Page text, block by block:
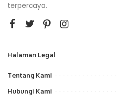
terpercaya.
Halaman Legal
Tentang Kami
Hubungi Kami